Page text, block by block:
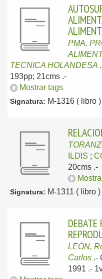
PMA.
TECNICA HOLANDESA
193pp; 21cms .-
Mostrar tags
Signatura: M-1316 ( libro )
ILDIS ;
20cms .-
Signatura: M-1311 ( libro )
DEBATE
LEON,
Carlos .-
1991 .-